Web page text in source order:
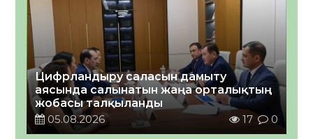
Цифрландыру саласын дамыту
аясында салынатын жаңа орталықтың
жобасы талқыланды
05.08.2026
17 0